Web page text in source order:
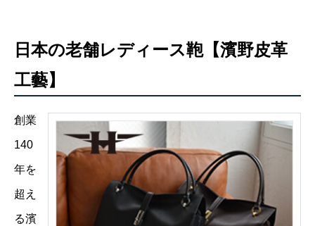
日本の老舗レディース鞄【濱野皮革
工藝】
創業
140
年を
超え
る濱